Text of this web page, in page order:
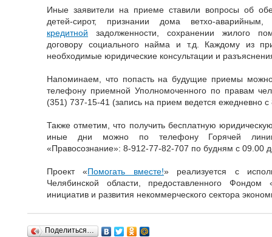
Иные заявители на приеме ставили вопросы об
детей-сирот, признании дома ветхо-аварийным,
кредитной задолженности, сохранении жилого
договору социального найма и т.д. Каждому из
необходимые юридические консультации и
Напоминаем, что попасть на будущие приемы
телефону приемной Уполномоченного по правам
(351) 737-15-41 (запись на прием ведется ежедневно
Также отметим, что получить бесплатную
иные дни можно по телефону Горячей линии
«Правосознание»: 8-912-77-82-707 по будням с 09.00
Проект «Помогать вместе!» реализуется с
Челябинской области, предоставленного Фондом
инициатив и развития некоммерческого сектора
Поделиться…